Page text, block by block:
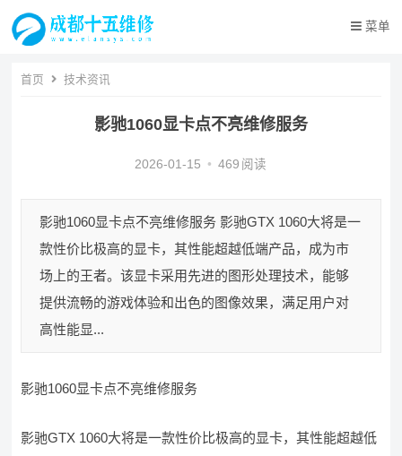
菜单
首页 技术资讯
影驰1060显卡点不亮维修服务
2026-01-15 • 469 阅读
影驰1060显卡点不亮维修服务 影驰GTX 1060大将是一
款性价比极高的显卡，其性能超越低端产品，成为市
场上的王者。该显卡采用先进的图形处理技术，能够
提供流畅的游戏体验和出色的图像效果，满足用户对
高性能显...
影驰1060显卡点不亮维修服务
影驰GTX 1060大将是一款性价比极高的显卡，其性能超越低